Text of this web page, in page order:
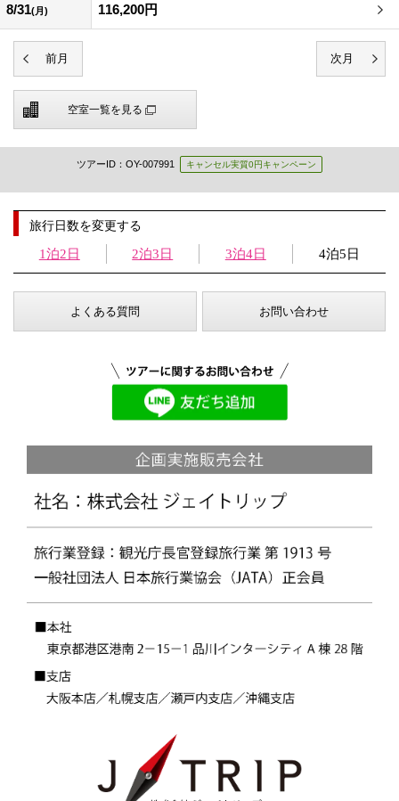
8/31(月) 116,200円
空室一覧を見る
ツアーID：OY-007991 キャンセル実質0円キャンペーン
旅行日数を変更する
1泊2日 2泊3日 3泊4日 4泊5日
よくある質問 お問い合わせ